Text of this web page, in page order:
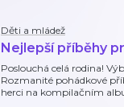
Děti a mládež
Nejlepší příběhy
Poslouchá celá rodina!
Rozmanité pohádkové
herci na kompilačním